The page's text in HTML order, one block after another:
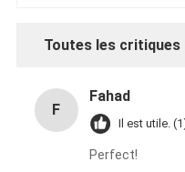
Toutes les critiques
F
Fahad
Il est utile.
Perfect!